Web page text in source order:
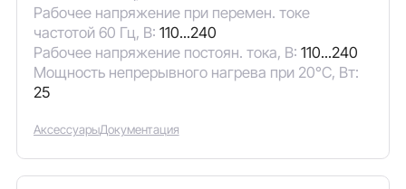
Рабочее напряжение при перемен. токе
частотой 60 Гц, В: 110...240
Рабочее напряжение постоян. тока, В: 110...240
Мощность непрерывного нагрева при 20°C, Вт:
25
АксессуарыДокументация